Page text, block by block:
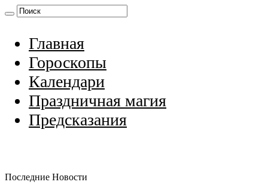
Главная
Гороскопы
Календари
Праздничная магия
Предсказания
Последние Новости